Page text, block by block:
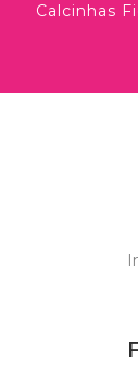
Calcinhas